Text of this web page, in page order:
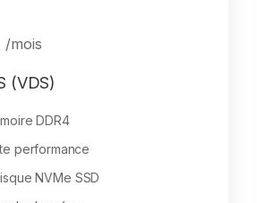
/mois
(VDS)
DDR4
performance
NVMe SSD